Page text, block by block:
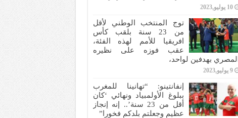
10 يوليو,2023
توج المنتخب الوطني لأقل
من 23 سنة بلقب كأس
افريقيا للأمم لهذه الفئة،
عقب فوزه على نظيره
المصري بهدفين لواحد،
9 يوليو,2023
إنفانتينو: “تهانينا للمغرب
ببلوغ الأولمبياد ونهائي ‘كان
أقل من 23 سنة’.. إنه إنجاز
عظيم وجعلتم بلدكم فخورا”